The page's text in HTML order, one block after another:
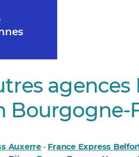
agences
Bourgogne-
Auxerre- France Express